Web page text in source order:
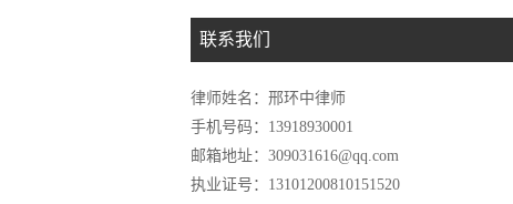
联系我们
律师姓名：邢环中律师
手机号码：13918930001
邮箱地址：309031616@qq.com
执业证号：13101200810151520